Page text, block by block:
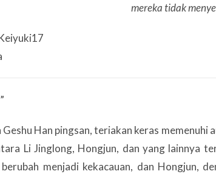
mereka tidak
Geshu Han pingsan, teriakan keras
Li Jinglong, Hongjun, dan yang lainnya
berubah menjadi kekacauan, dan Hongjun,